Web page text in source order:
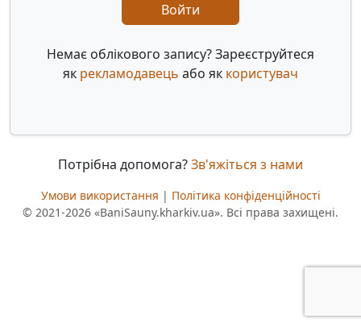
Войти
Немає облікового запису? Зареєструйтеся
як рекламодавець або як користувач
Потрібна допомога?Зв'яжіться з нами
Умови використання | Політика конфіденційності
© 2021-2026 «BaniSauny.kharkiv.ua». Всі права захищені.